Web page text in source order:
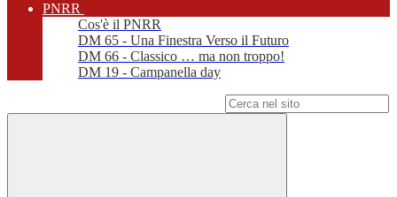
PNRR
Cos'è il PNRR
DM 65 - Una Finestra Verso il Futuro
DM 66 - Classico … ma non troppo!
DM 19 - Campanella day